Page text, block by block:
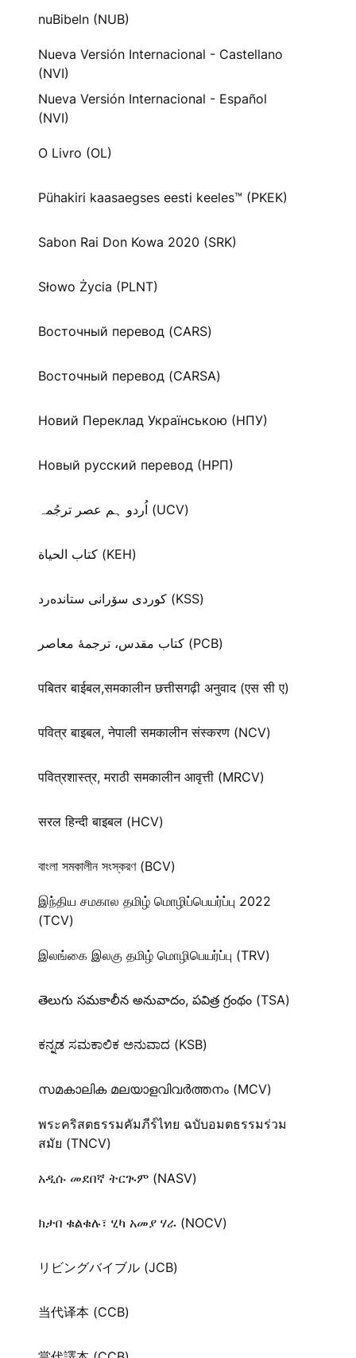
nuBibeln (NUB)
Nueva Versión Internacional - Castellano
(NVI)
Nueva Versión Internacional - Español
(NVI)
O Livro (OL)
Pühakiri kaasaegses eesti keeles™ (PKEK)
Sabon Rai Don Kowa 2020 (SRK)
Słowo Życia (PLNT)
Восточный перевод (CARS)
Восточный перевод (CARSA)
Новий Переклад Українською (НПУ)
Новый русский перевод (НРП)
اُردو ہم عصر ترجُمہ (UCV)
كتاب الحياة (KEH)
كوردی سۆرانی ستانده‌رد (KSS)
کتاب مقدس، ترجمۀ معاصر (PCB)
पबितर बाईबल,समकालीन छत्तीसगढ़ी अनुवाद (एस सी ए)
पवित्र बाइबल, नेपाली समकालीन संस्करण (NCV)
पवित्रशास्त्र, मराठी समकालीन आवृत्ती (MRCV)
सरल हिन्दी बाइबल (HCV)
বাংলা সমকালীন সংস্করণ (BCV)
இந்திய சமகால தமிழ் மொழிப்பெயர்ப்பு 2022
(TCV)
இலங்கை இலகு தமிழ் மொழிபெயர்ப்பு (TRV)
తెలుగు సమకాలీన అనువాదం, పవిత్ర గ్రంథం (TSA)
ಕನ್ನಡ ಸಮಕಾಲಿಕ ಅನುವಾದ (KSB)
സമകാലിക മലയാളവിവർത്തനം (MCV)
พระคริสตธรรมคัมภีร์ไทย ฉบับอมตธรรมร่วม
สมัย (TNCV)
አዲሱ መደበኛ ትርጒም (NASV)
ክታበ ቁልቁሉ፣ ሂካ አመያ ሃራ (NOCV)
リビングバイブル (JCB)
当代译本 (CCB)